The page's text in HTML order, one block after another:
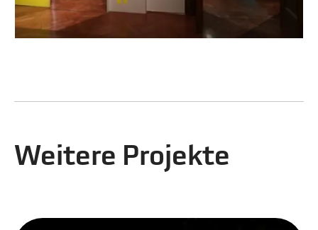
Weitere Projekte